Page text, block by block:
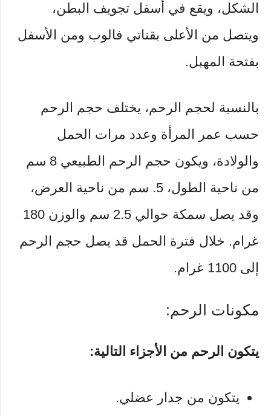
الشكل، ويقع في أسفل تجويف البطن،
ويتصل من الأعلى بقناتي فالوب ومن الأسفل
بفتحة المهبل.
بالنسبة لحجم الرحم، يختلف حجم الرحم
حسب عمر المرأة وعدد مرات الحمل
والولادة، ويكون حجم الرحم الطبيعي 8 سم
من ناحية الطول، 5. سم من ناحية العرض،
وقد يصل سمكة حوالي 2.5 سم والوزن 180
غرام. خلال فترة الحمل قد يصل حجم الرحم
إلى 1100 غرام.
مكونات الرحم:
يتكون الرحم من الأجزاء التالية:
يتكون من جدار عضلي.